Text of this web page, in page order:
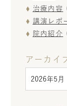
治療内容
講演レポ
院内紹介
アーカイ